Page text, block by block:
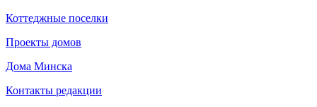
Коттеджные поселки
Проекты домов
Дома Минска
Контакты редакции